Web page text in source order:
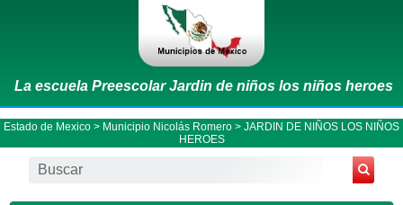
La escuela Preescolar Jardin de niños los niños heroes
Estado de Mexico > Municipio Nicolás Romero > JARDIN DE NIÑOS LOS NIÑOS
HEROES